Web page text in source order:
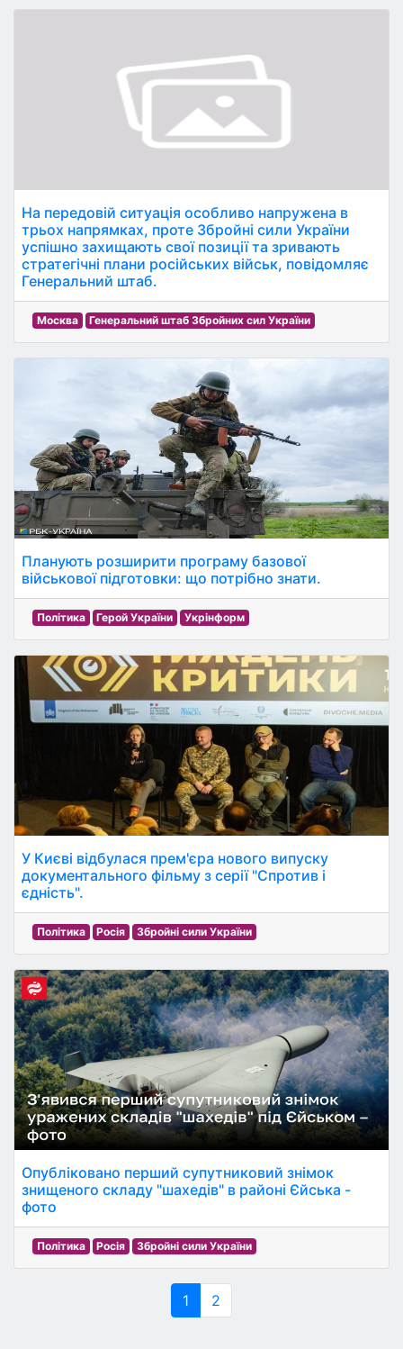
На передовій ситуація особливо напружена в
трьох напрямках, проте Збройні сили України
успішно захищають свої позиції та зривають
стратегічні плани російських військ, повідомляє
Генеральний штаб.
Москва Генеральний штаб Збройних сил України
Планують розширити програму базової
військової підготовки: що потрібно знати.
Політика Герой України Укрінформ
У Києві відбулася прем'єра нового випуску
документального фільму з серії "Спротив і
єдність".
Політика Росія Збройні сили України
Опубліковано перший супутниковий знімок
знищеного складу "шахедів" в районі Єйська -
фото
Політика Росія Збройні сили України
1 2